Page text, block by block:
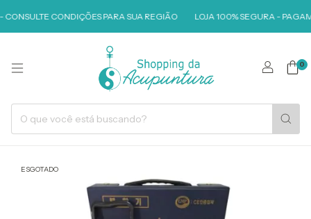
CONDIÇÕES PARA SUA REGIÃO LOJA 100% SEGURA -
0
ESGOTADO